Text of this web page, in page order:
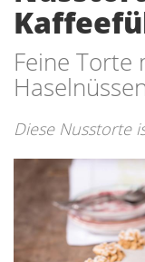
Feine Torte
Diese Nusstorte